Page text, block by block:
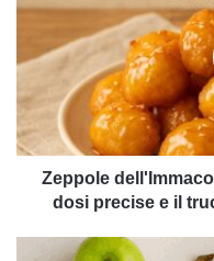
ricetta
con
dosi
precise
Zeppole
dosi precise e il